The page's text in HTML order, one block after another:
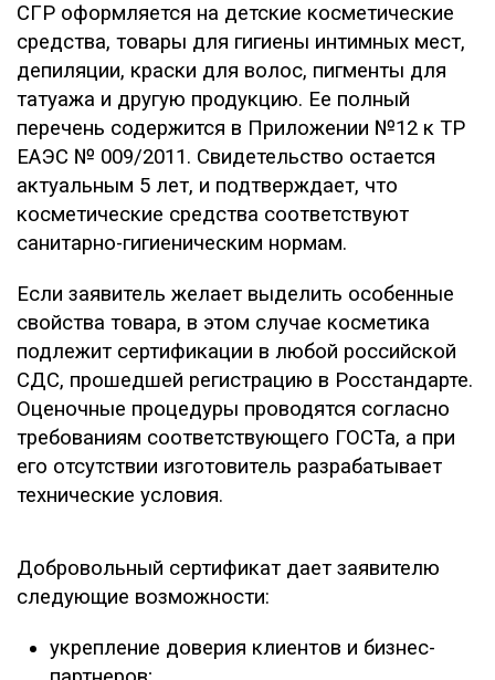
СГР оформляется на детские косметические
средства, товары для гигиены интимных мест,
депиляции, краски для волос, пигменты для
татуажа и другую продукцию. Ее полный
перечень содержится в Приложении №12 к ТР
ЕАЭС № 009/2011. Свидетельство остается
актуальным 5 лет, и подтверждает, что
косметические средства соответствуют
санитарно-гигиеническим нормам.
Если заявитель желает выделить особенные
свойства товара, в этом случае косметика
подлежит сертификации в любой российской
СДС, прошедшей регистрацию в Росстандарте.
Оценочные процедуры проводятся согласно
требованиям соответствующего ГОСТа, а при
его отсутствии изготовитель разрабатывает
технические условия.
Добровольный сертификат дает заявителю
следующие возможности:
укрепление доверия клиентов и бизнес-